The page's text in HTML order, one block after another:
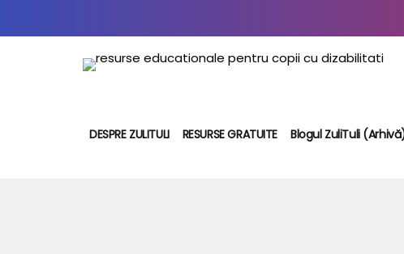
DESPRE ZULITULI RESURSE GRATUITE Blogul ZuliTuli